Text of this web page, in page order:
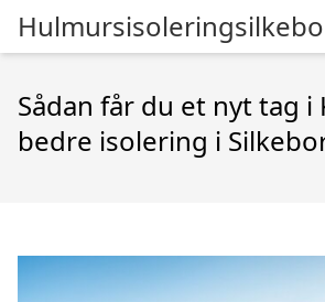
Sådan får du et nyt tag i
bedre isolering i